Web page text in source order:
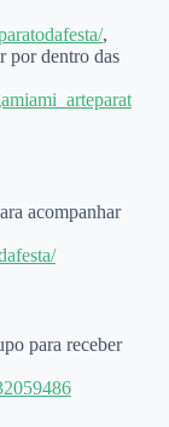
,
por dentro das
acompanhar
para receber